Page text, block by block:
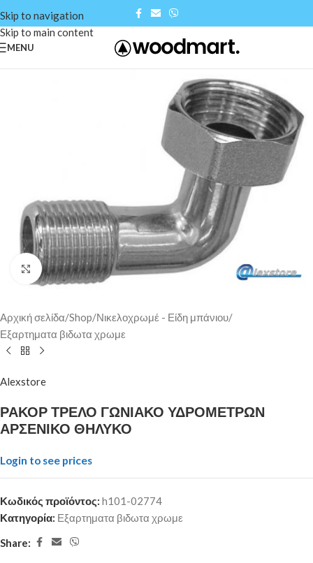
Skip to navigation
Skip to main content
MENU
Click to enlarge
Αρχική σελίδα/Shop/Νικελοχρωμέ - Είδη μπάνιου/
Εξαρτηματα βιδωτα χρωμε
Alexstore
ΡΑΚΟΡ ΤΡΕΛΟ ΓΩΝΙΑΚΟ ΥΔΡΟΜΕΤΡΩΝ
ΑΡΣΕΝΙΚΟ ΘΗΛΥΚΟ
Login to see prices
Κωδικός προϊόντος: h101-02774
Κατηγορία: Εξαρτηματα βιδωτα χρωμε
Share: